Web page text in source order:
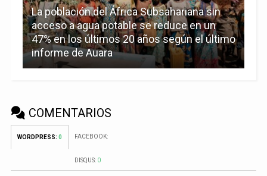
La población del África Subsahariana sin
acceso a agua potable se reduce en un
47% en los últimos 20 años según el último
informe de Auara
COMENTARIOS
WORDPRESS: 0 FACEBOOK:
DISQUS: 0